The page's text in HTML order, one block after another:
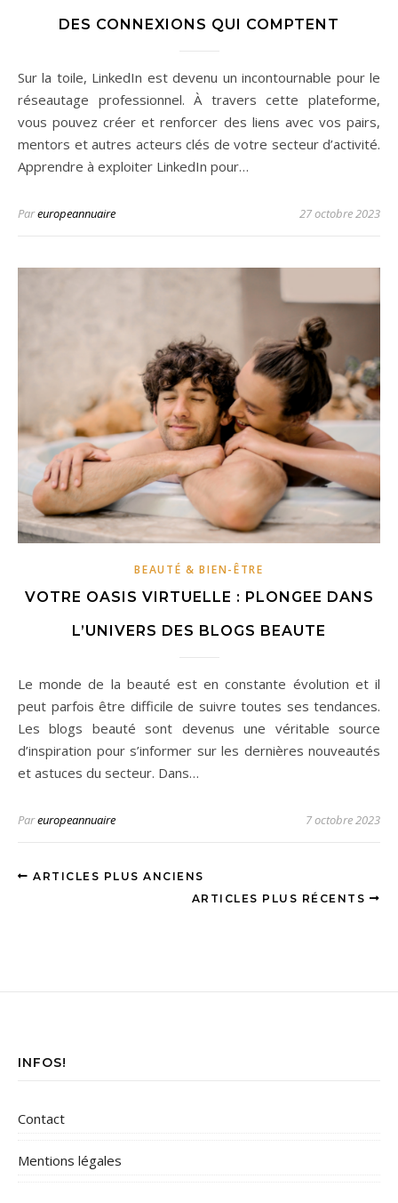
DES CONNEXIONS QUI COMPTENT
Sur la toile, LinkedIn est devenu un incontournable pour le
réseautage professionnel. À travers cette plateforme,
vous pouvez créer et renforcer des liens avec vos pairs,
mentors et autres acteurs clés de votre secteur d’activité.
Apprendre à exploiter LinkedIn pour…
Pareuropeannuaire 27 octobre 2023
BEAUTÉ & BIEN-ÊTRE
VOTRE OASIS VIRTUELLE : PLONGEE DANS
L’UNIVERS DES BLOGS BEAUTE
Le monde de la beauté est en constante évolution et il
peut parfois être difficile de suivre toutes ses tendances.
Les blogs beauté sont devenus une véritable source
d’inspiration pour s’informer sur les dernières nouveautés
et astuces du secteur. Dans…
Pareuropeannuaire 7 octobre 2023
ARTICLES PLUS ANCIENS
ARTICLES PLUS RÉCENTS
INFOS!
Contact
Mentions légales